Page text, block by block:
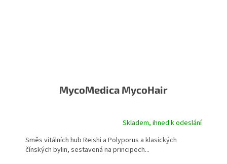
MycoMedica MycoHair
Skladem, ihned k odeslání
Směs vitálních hub Reishi a Polyporus a klasických
čínských bylin, sestavená na principech...